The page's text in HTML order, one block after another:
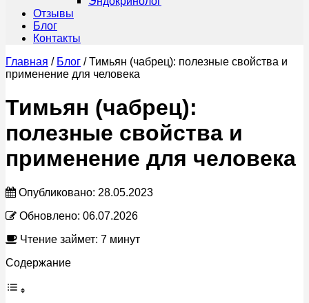
Отзывы
Блог
Контакты
Главная / Блог /Тимьян (чабрец): полезные свойства и
применение для человека
Тимьян (чабрец):
полезные свойства и
применение для человека
Опубликовано: 28.05.2023
Обновлено: 06.07.2026
Чтение займет: 7 минут
Содержание